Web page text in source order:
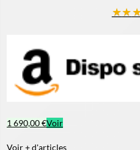
★★
1 690,00 €Voir
Voir + d'articles